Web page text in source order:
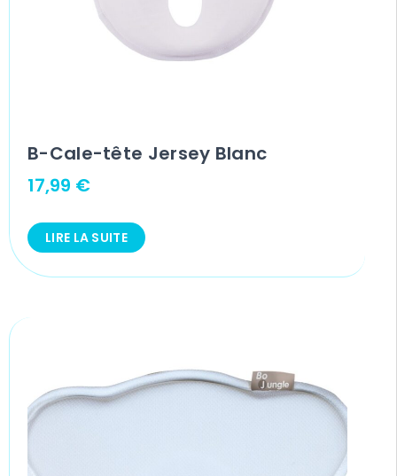
B-Cale-tête Jersey Blanc
17,99 €
LIRE LA SUITE